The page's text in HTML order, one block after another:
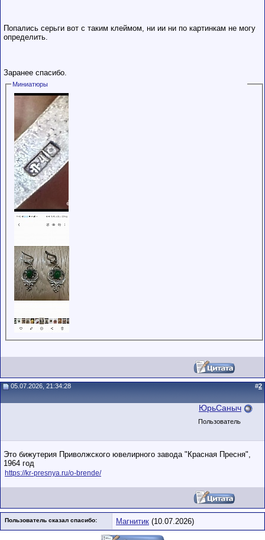
рейтингом и
Попались серьги вот с таким клеймом, ни ии ни по картинкам не могу
определить.
Заранее спасибо.
Миниатюры
05.07.2026, 21:34:28 #2
ЮрьСаныч
Пользователь
Это бижутерия Приволжского ювелирного завода "Красная Пресня",
1964 год
https://kr-presnya.ru/o-brende/
Пользователь сказал cпасибо: Магнитик (10.07.2026)